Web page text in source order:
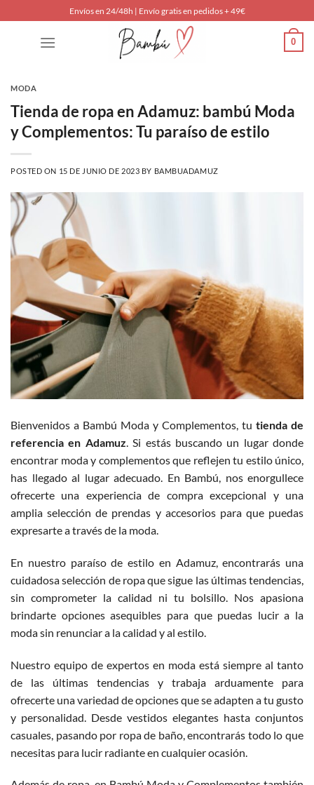
al
contenido
Envíos en 24/48h | Envío gratis en pedidos + 49€
0
MODA
Tienda de ropa en Adamuz: bambú Moda
y Complementos: Tu paraíso de estilo
POSTED ON 15 DE JUNIO DE 2023 BY BAMBUADAMUZ
Bienvenidos a Bambú Moda y Complementos, tu tienda de
referencia en Adamuz. Si estás buscando un lugar donde
encontrar moda y complementos que reflejen tu estilo único,
has llegado al lugar adecuado. En Bambú, nos enorgullece
ofrecerte una experiencia de compra excepcional y una
amplia selección de prendas y accesorios para que puedas
expresarte a través de la moda.
En nuestro paraíso de estilo en Adamuz, encontrarás una
cuidadosa selección de ropa que sigue las últimas tendencias,
sin comprometer la calidad ni tu bolsillo. Nos apasiona
brindarte opciones asequibles para que puedas lucir a la
moda sin renunciar a la calidad y al estilo.
Nuestro equipo de expertos en moda está siempre al tanto
de las últimas tendencias y trabaja arduamente para
ofrecerte una variedad de opciones que se adapten a tu gusto
y personalidad. Desde vestidos elegantes hasta conjuntos
casuales, pasando por ropa de baño, encontrarás todo lo que
necesitas para lucir radiante en cualquier ocasión.